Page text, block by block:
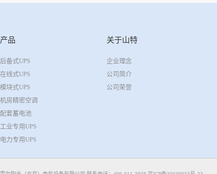
产品
后备式UPS
在线式UPS
模块式UPS
机房精密空调
配套蓄电池
工业专用UPS
电力专用UPS
关于山特
企业理念
公司简介
公司荣誉